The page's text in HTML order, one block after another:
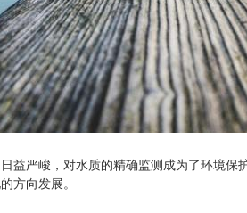
严峻，对水质的精确监测成为了环境保
方向发展。